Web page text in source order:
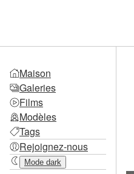
Maison
Galeries
Films
Modèles
Tags
Rejoignez-nous
Mode dark